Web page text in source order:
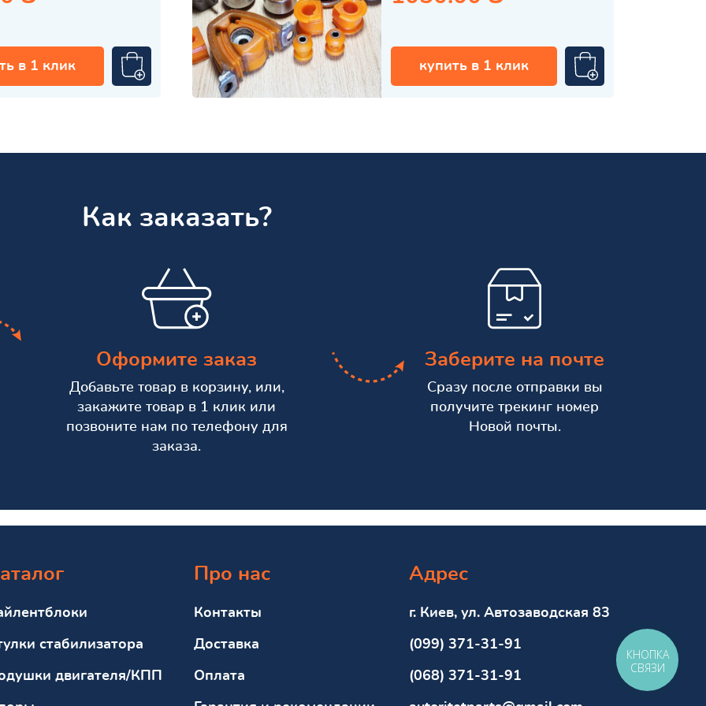
в 1 клик купить в 1 клик
Как заказать?
Оформите заказ
Добавьте товар в корзину, или,
закажите товар в 1 клик или
позвоните нам по телефону для
заказа.
Заберите на почте
Сразу после отправки вы
получите трекинг номер
Новой почты.
стабилизатора
двигателя/КПП
Про нас
Контакты
Доставка
Оплата
Адрес
г. Киев, ул. Автозаводская 83
(099) 371-31-91
(068) 371-31-91
КНОПКА
СВЯЗИ